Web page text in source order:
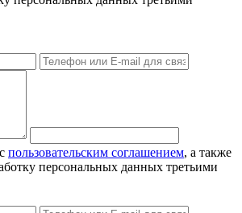
пользовательским соглашением, а также
персональных данных третьими